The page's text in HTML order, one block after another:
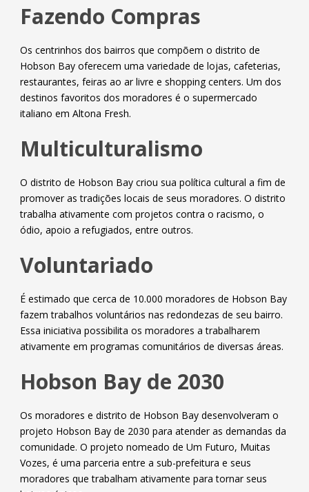
Fazendo Compras
Os centrinhos dos bairros que compõem o distrito de
Hobson Bay oferecem uma variedade de lojas, cafeterias,
restaurantes, feiras ao ar livre e shopping centers. Um dos
destinos favoritos dos moradores é o supermercado
italiano em Altona Fresh.
Multiculturalismo
O distrito de Hobson Bay criou sua política cultural a fim de
promover as tradições locais de seus moradores. O distrito
trabalha ativamente com projetos contra o racismo, o
ódio, apoio a refugiados, entre outros.
Voluntariado
É estimado que cerca de 10.000 moradores de Hobson Bay
fazem trabalhos voluntários nas redondezas de seu bairro.
Essa iniciativa possibilita os moradores a trabalharem
ativamente em programas comunitários de diversas áreas.
Hobson Bay de 2030
Os moradores e distrito de Hobson Bay desenvolveram o
projeto Hobson Bay de 2030 para atender as demandas da
comunidade. O projeto nomeado de Um Futuro, Muitas
Vozes, é uma parceria entre a sub-prefeitura e seus
moradores que trabalham ativamente para tornar seus